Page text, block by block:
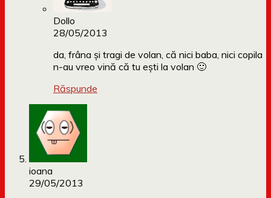
Dollo
28/05/2013
da, frâna și tragi de volan, că nici baba, nici copila
n-au vreo vină că tu ești la volan 🙂
Răspunde
ioana
29/05/2013